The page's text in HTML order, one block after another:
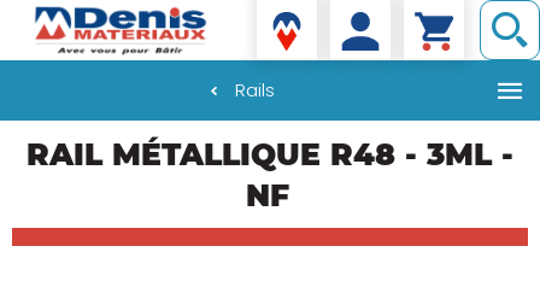
Denis matériaux
Rails
RAIL MÉTALLIQUE R48 - 3ML -
NF